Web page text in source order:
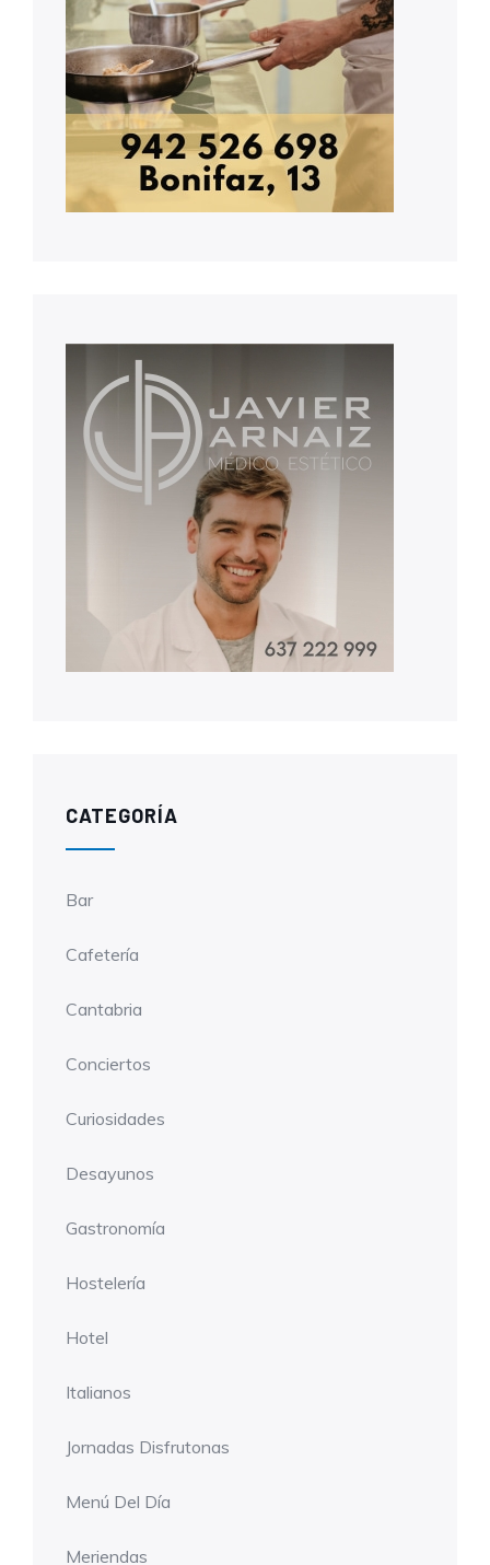
CATEGORÍA
Bar
Cafetería
Cantabria
Conciertos
Curiosidades
Desayunos
Gastronomía
Hostelería
Hotel
Italianos
Jornadas Disfrutonas
Menú Del Día
Meriendas